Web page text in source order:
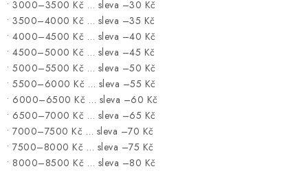
• 3000–3500 Kč … sleva –30 Kč
• 3500–4000 Kč … sleva –35 Kč
• 4000–4500 Kč … sleva –40 Kč
• 4500–5000 Kč … sleva –45 Kč
• 5000–5500 Kč … sleva –50 Kč
• 5500–6000 Kč … sleva –55 Kč
• 6000–6500 Kč … sleva –60 Kč
• 6500–7000 Kč … sleva –65 Kč
• 7000–7500 Kč … sleva –70 Kč
• 7500–8000 Kč … sleva –75 Kč
• 8000–8500 Kč … sleva –80 Kč